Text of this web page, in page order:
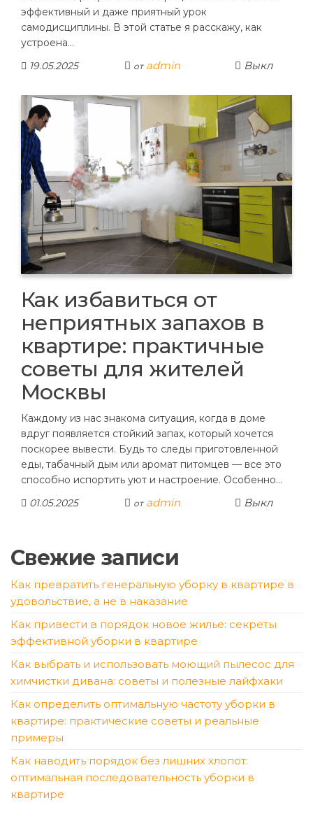
эффективный и даже приятный урок
самодисциплины. В этой статье я расскажу, как
устроена…
19.05.2025
от admin Выкл
Как избавиться от
неприятных запахов в
квартире: практичные
советы для жителей
Москвы
Каждому из нас знакома ситуация, когда в доме
вдруг появляется стойкий запах, который хочется
поскорее вывести. Будь то следы приготовленной
еды, табачный дым или аромат питомцев — все это
способно испортить уют и настроение. Особенно…
01.05.2025
от admin Выкл
Свежие записи
Как превратить генеральную уборку в квартире в
удовольствие, а не в наказание
Как привести в порядок новое жилье: секреты
эффективной уборки в квартире
Как выбрать и использовать моющий пылесос для
химчистки дивана: советы и полезные лайфхаки
Как определить оптимальную частоту уборки в
квартире: практические советы и реальные
примеры
Как наводить порядок без лишних хлопот:
оптимальная последовательность уборки в
квартире